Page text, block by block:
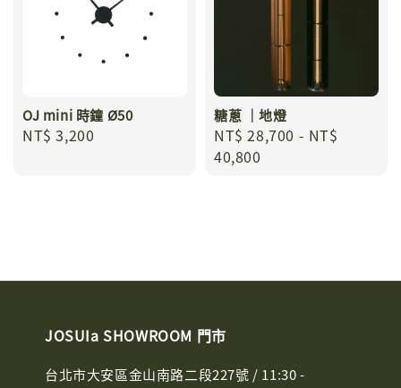
OJ mini 時鐘 Ø50
Regular
NT$ 3,200
糖蔥 ｜地燈
Regular
price
NT$ 28,700 - NT$
40,800
JOSUIa SHOWROOM 門市
台北市大安區金山南路二段227號 / 11:30 -